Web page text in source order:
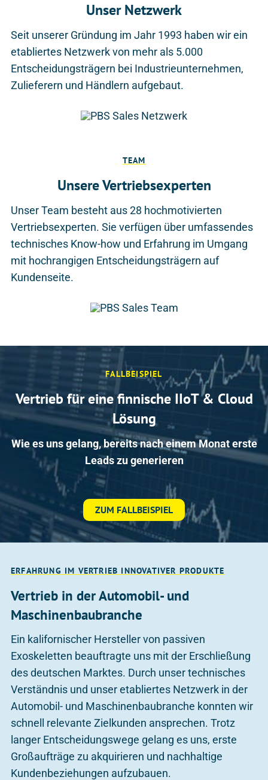
Unser Netzwerk
Seit unserer Gründung im Jahr 1993 haben wir ein
etabliertes Netzwerk von mehr als 5.000
Entscheidungsträgern bei Industrieunternehmen,
Zulieferern und Händlern aufgebaut.
TEAM
Unsere Vertriebsexperten
Unser Team besteht aus 28 hochmotivierten
Vertriebsexperten. Sie verfügen über umfassendes
technisches Know-how und Erfahrung im Umgang
mit hochrangigen Entscheidungsträgern auf
Kundenseite.
FALLBEISPIEL
Vertrieb für eine finnische IIoT & Cloud
Lösung
Wie es uns gelang, bereits nach einem Monat erste
Leads zu generieren
ZUM FALLBEISPIEL
ERFAHRUNG IM VERTRIEB INNOVATIVER PRODUKTE
Vertrieb in der Automobil- und
Maschinenbaubranche
Ein kalifornischer Hersteller von passiven
Exoskeletten beauftragte uns mit der Erschließung
des deutschen Marktes. Durch unser technisches
Verständnis und unser etabliertes Netzwerk in der
Automobil- und Maschinenbaubranche konnten wir
schnell relevante Zielkunden ansprechen. Trotz
langer Entscheidungswege gelang es uns, erste
Großaufträge zu akquirieren und nachhaltige
Kundenbeziehungen aufzubauen.